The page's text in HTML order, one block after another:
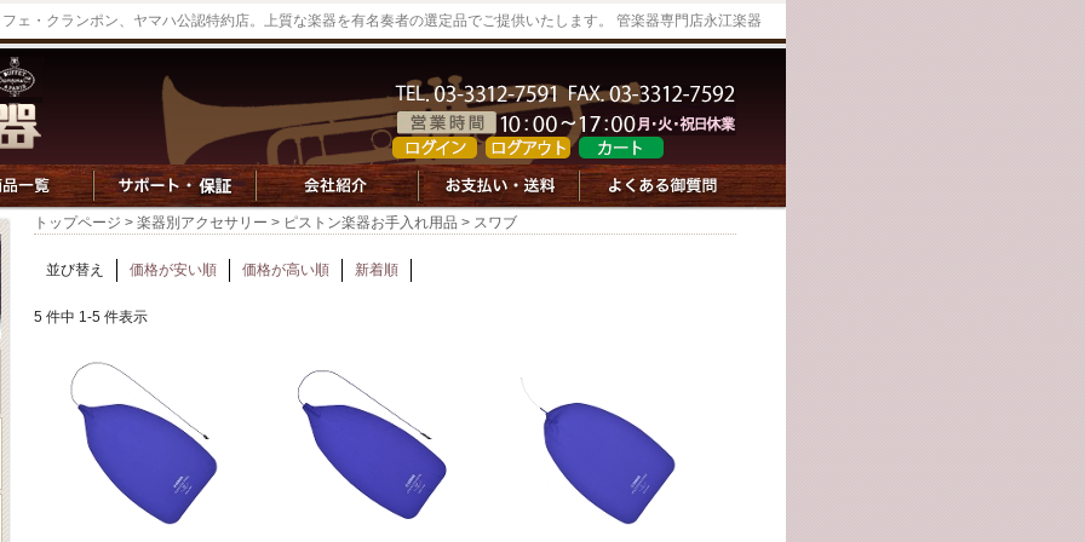
ェ・クランポン、ヤマハ公認特約店。上質な楽器を有名奏者の選定品でご提供いたします。 管楽器専門店永江楽器
トップページ > 楽器別アクセサリー > ピストン楽器お手入れ用品 > スワブ
並び替え 価格が安い順 価格が高い順 新着順
5 件中 1-5 件表示